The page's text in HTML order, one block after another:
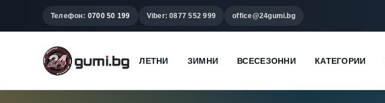
Телефон: 0700 50 199 Viber: 0877 552 999 office@24gumi.bg
ЛЕТНИ ЗИМНИ ВСЕСЕЗОННИ КАТЕГОРИИ